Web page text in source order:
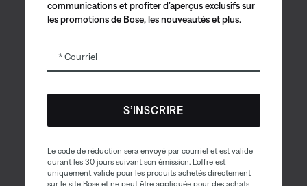
Bose
Bose Connect
Bose QCE
Mention juridique
communications et profiter d’aperçus exclusifs sur
les promotions de Bose, les nouveautés et plus.
Courriel
S’INSCRIRE
Le code de réduction sera envoyé par courriel et est valide
durant les 30 jours suivant son émission. L’offre est
uniquement valide pour les produits achetés directement
sur le site Bose et ne peut être appliquée pour des achats